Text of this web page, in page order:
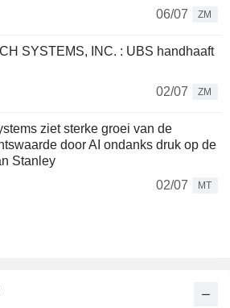
06/07
ZM
SYSTEMS, INC. : UBS handhaaft
02/07
ZM
ziet sterke groei van de
door AI ondanks druk op de
Stanley
02/07
MT